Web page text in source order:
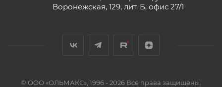
Воронежская, 129, лит. Б, офис 27/1
© ООО «ОЛЬМАКС», 1996 - 2026 Все права защищены.